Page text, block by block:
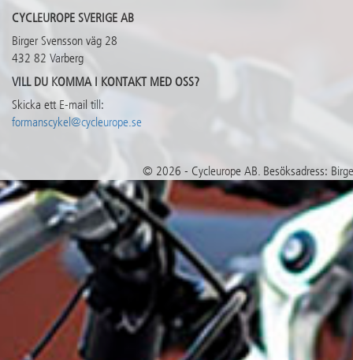
CYCLEUROPE SVERIGE AB
Birger Svensson väg 28
432 82 Varberg
VILL DU KOMMA I KONTAKT MED OSS?
Skicka ett E-mail till:
formanscykel@cycleurope.se
© 2026 - Cycleurope AB. Besöksadress: